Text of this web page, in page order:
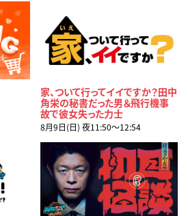
家、ついて行ってイイですか？田中
角栄の秘書だった男＆飛行機事
故で彼女失った力士
8月9日(日) 夜11:50〜12:54